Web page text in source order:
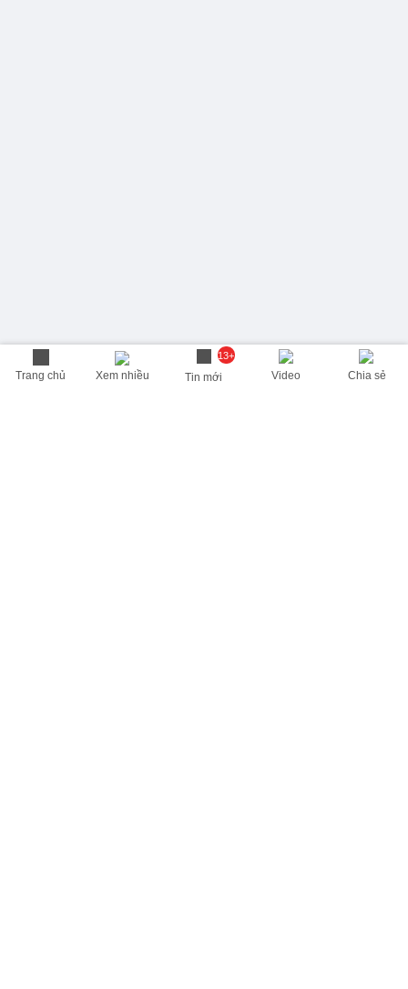
Trang chủ Xem nhiều
13+
Tin mới Video Chia sẻ